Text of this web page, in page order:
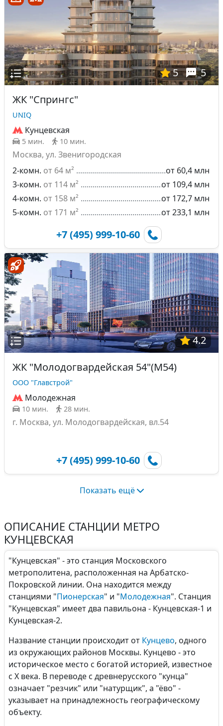
5
5
ЖК "Спрингс"
UNIQ
Кунцевская
5 мин. 10 мин.
Москва, ул. Звенигородская
2-комн. от 64 м²
от 60,4 млн
3-комн. от 114 м²
от 109,4 млн
4-комн. от 158 м²
от 172,7 млн
5-комн. от 171 м² от 233,1 млн
+7 (495) 999-10-60
4.2
ЖК "Молодогвардейская 54"(М54)
ООО "Главстрой"
Молодежная
10 мин. 28 мин.
г. Москва, ул. Молодогвардейская, вл.54
+7 (495) 999-10-60
Показать ещё
ОПИСАНИЕ СТАНЦИИ МЕТРО
КУНЦЕВСКАЯ
"Кунцевская" - это станция Московского
метрополитена, расположенная на Арбатско-
Покровской линии. Она находится между
станциями "Пионерская" и "Молодежная". Станция
"Кунцевская" имеет два павильона - Кунцевская-1 и
Кунцевская-2.
Название станции происходит от Кунцево, одного
из окружающих районов Москвы. Кунцево - это
историческое место с богатой историей, известное
с X века. В переводе с древнерусского "кунца"
означает "резчик" или "натурщик", а "ёво" -
указывает на принадлежность географическому
объекту.